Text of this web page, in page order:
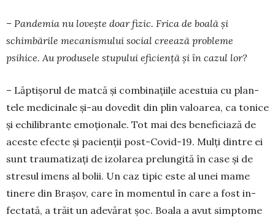
– Pandemia nu lovește doar fizic. Frica de boală și
schimbările meca­nis­mului social creează probleme
psihice. Au produsele stupului eficiență și în cazul lor?
– Lăptișorul de matcă și combinațiile acestuia cu plan­
tele medicinale și-au do­vedit din plin valoarea, ca tonice
și echilibrante emo­ționale. Tot mai des bene­fi­ciază de
aces­te efecte și pa­cienții post-Covid-19. Mulți dintre ei
sunt traumatizați de izolarea prelungită în case și de
stre­sul imens al bolii. Un caz tipic este al unei mame
tine­re din Brașov, care în mo­men­tul în care a fost in­
fec­tată, a trăit un adevărat șoc. Boala a avut simp­tome